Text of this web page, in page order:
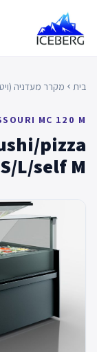
content
בית chevron_left מקרר מעדניה
MC 120 M
pizza
L/self M